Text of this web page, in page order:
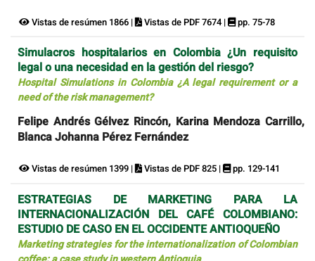
Vistas de resúmen 1866 | Vistas de PDF 7674 | pp. 75-78
Simulacros hospitalarios en Colombia ¿Un requisito
legal o una necesidad en la gestión del riesgo?
Hospital Simulations in Colombia ¿A legal requirement or a
need of the risk management?
Felipe Andrés Gélvez Rincón, Karina Mendoza Carrillo,
Blanca Johanna Pérez Fernández
Vistas de resúmen 1399 | Vistas de PDF 825 | pp. 129-141
ESTRATEGIAS DE MARKETING PARA LA
INTERNACIONALIZACIÓN DEL CAFÉ COLOMBIANO:
ESTUDIO DE CASO EN EL OCCIDENTE ANTIOQUEÑO
Marketing strategies for the internationalization of Colombian